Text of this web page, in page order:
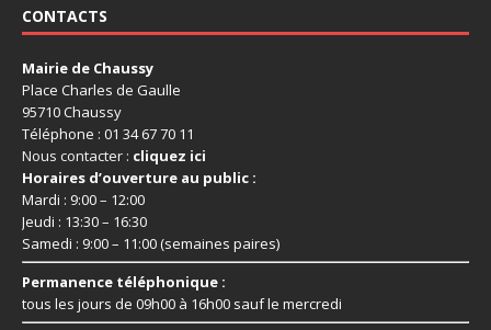
CONTACTS
Mairie de Chaussy
Place Charles de Gaulle
95710 Chaussy
Téléphone : 01 34 67 70 11
Nous contacter : cliquez ici
Horaires d’ouverture au public :
Mardi : 9:00 – 12:00
Jeudi : 13:30 – 16:30
Samedi : 9:00 – 11:00 (semaines paires)
Permanence téléphonique :
tous les jours de 09h00 à 16h00 sauf le mercredi